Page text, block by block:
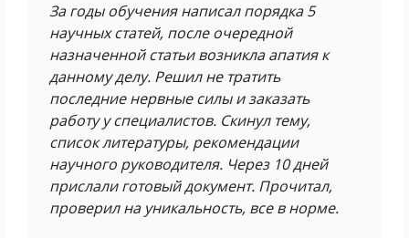
За годы обучения написал порядка 5
научных статей, после очередной
назначенной статьи возникла апатия к
данному делу. Решил не тратить
последние нервные силы и заказать
работу у специалистов. Скинул тему,
список литературы, рекомендации
научного руководителя. Через 10 дней
прислали готовый документ. Прочитал,
проверил на уникальность, все в норме.